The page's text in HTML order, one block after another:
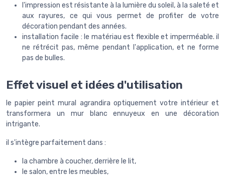
l'impression est résistante à la lumière du soleil, à la saleté et
aux rayures, ce qui vous permet de profiter de votre
décoration pendant des années.
installation facile : le matériau est flexible et imperméable. il
ne rétrécit pas, même pendant l'application, et ne forme
pas de bulles.
Effet visuel et idées d'utilisation
le papier peint mural agrandira optiquement votre intérieur et
transformera un mur blanc ennuyeux en une décoration
intrigante.
il s'intègre parfaitement dans :
la chambre à coucher, derrière le lit,
le salon, entre les meubles,